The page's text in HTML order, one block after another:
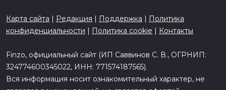
Карта сайта | Редакция | Поддержка | Политика
конфиденциальности | Политика cookie | Контакты
Finzo, официальный сайт (ИП Саввинов С. В., ОГРНИП:
324774600345022, ИНН: 771574187565).
Вся информация носит ознакомительный характер, не